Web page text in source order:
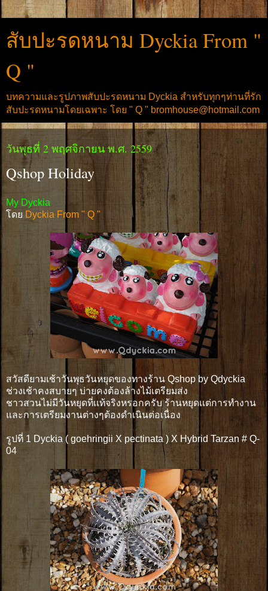
สับปะรดหนาม Dyckia From "
Q "
บทความและรูปภาพสับปะรดหนาม Dyckia สำหรับทุกๆท่านที่รัก
สับปะรดหนามโดยเฉพาะ โดย " Q " bromhouse@hotmail.com
วันพุธที่ 2 พฤศจิกายน พ.ศ. 2559
Qshop Holiday
My Dyckia
โดย Dyckia From " Q "
สวัสดียามเช้าวันพุธวันหยุดของทางร้าน Qshop by Qdyckia
ช่วงเช้าคงสบายๆ บ่ายคงต้องล้างไม้เตรียมส่ง
ชาวสวนไม่มีวันหยุดที่เเท้จริงหรอกครับ ร้านหยุดเเต่การทำงาน
และการเตรียมงานต่างๆต้องดำเนินต่อเนื่อง
รูปที่ 1 Dyckia ( goehringii X pectinata ) X Hybrid Tarzan # Q-
04